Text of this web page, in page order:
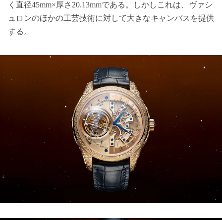
く直径45mm×厚さ20.13mmである。しかしこれは、ヴァシ
ュロンのほかの工芸技術に対して大きなキャンバスを提供
する。